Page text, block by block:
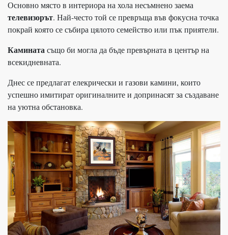
Основно място в интериора на хола несъмнено заема
телевизорът. Най-често той се превръща във фокусна точка
покрай която се събира цялото семейство или пък приятели.
Каминатасъщо би могла да бъде превърната в център на
всекидневната.
Днес се предлагат елекрически и газови камини, които
успешно имитират оригиналните и допринасят за създаване
на уютна обстановка.